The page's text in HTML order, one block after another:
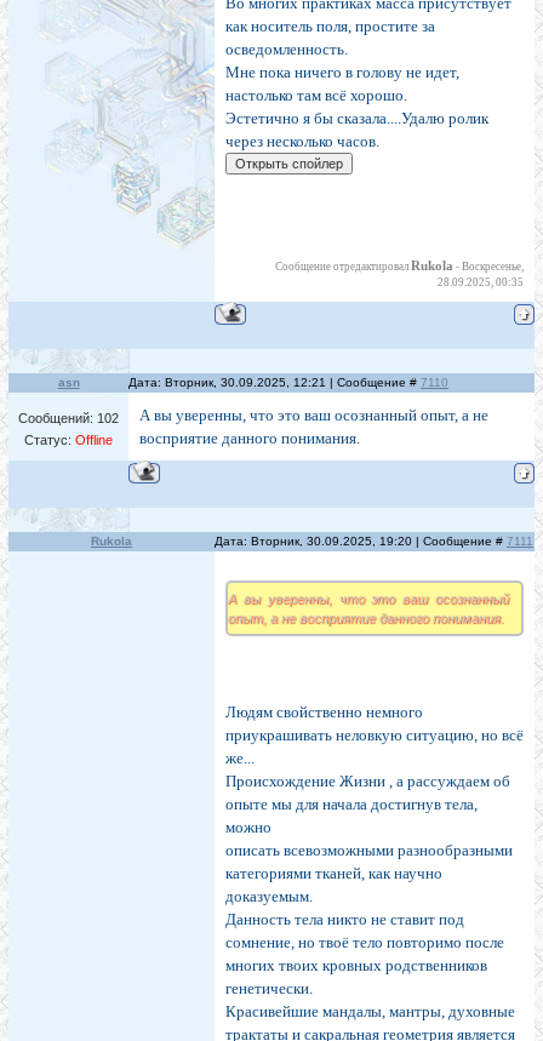
как носитель поля, простите за
осведомленность.
Мне пока ничего в голову не идет,
настолько там всё хорошо.
Эстетично я бы сказала....Удалю ролик
через несколько часов.
Сообщение отредактировал Rukola - Воскресенье,
28.09.2025, 00:35
asn Дата: Вторник, 30.09.2025, 12:21 | Сообщение # 7110
Сообщений: 102
Статус: Offline
А вы уверенны, что это ваш осознанный опыт, а не
восприятие данного понимания.
Rukola Дата: Вторник, 30.09.2025, 19:20 | Сообщение # 7111
А вы уверенны, что это ваш осознанный
опыт, а не восприятие данного понимания.
Людям свойственно немного
приукрашивать неловкую ситуацию, но всё
же...
Происхождение Жизни , а рассуждаем об
опыте мы для начала достигнув тела,
можно
описать всевозможными разнообразными
категориями тканей, как научно
доказуемым.
Данность тела никто не ставит под
сомнение, но твоё тело повторимо после
многих твоих кровных родственников
генетически.
Красивейшие мандалы, мантры, духовные
трактаты и сакральная геометрия является